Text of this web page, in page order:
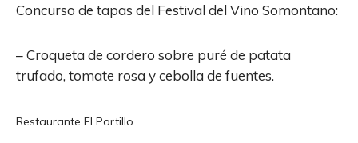
Concurso de tapas del Festival del Vino Somontano:
– Croqueta de cordero sobre puré de patata
trufado, tomate rosa y cebolla de fuentes.
Restaurante El Portillo.